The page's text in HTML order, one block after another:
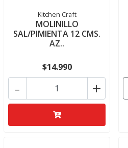
Kitchen Craft
MOLINILLO
SAL/PIMIENTA 12 CMS.
AZ..
$14.990
+
-